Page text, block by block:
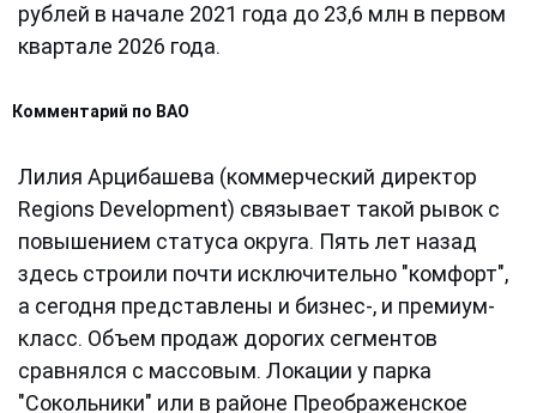
рублей в начале 2021 года до 23,6 млн в первом
квартале 2026 года.
Комментарий по ВАО
Лилия Арцибашева (коммерческий директор
Regions Development) связывает такой рывок с
повышением статуса округа. Пять лет назад
здесь строили почти исключительно "комфорт",
а сегодня представлены и бизнес-, и премиум-
класс. Объем продаж дорогих сегментов
сравнялся с массовым. Локации у парка
"Сокольники" или в районе Преображенское